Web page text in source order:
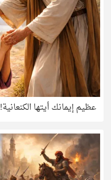
عظيم إيمانك أيتها الكنعانية!